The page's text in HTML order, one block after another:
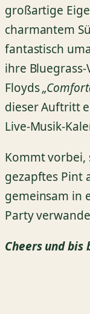
großartige
charmantem
fantastisch
ihre
Floyds
dieser Auftritt
Live-Musik-
Kommt vorbei,
gezapftes Pint
gemeinsam in
Party
Cheers und bis